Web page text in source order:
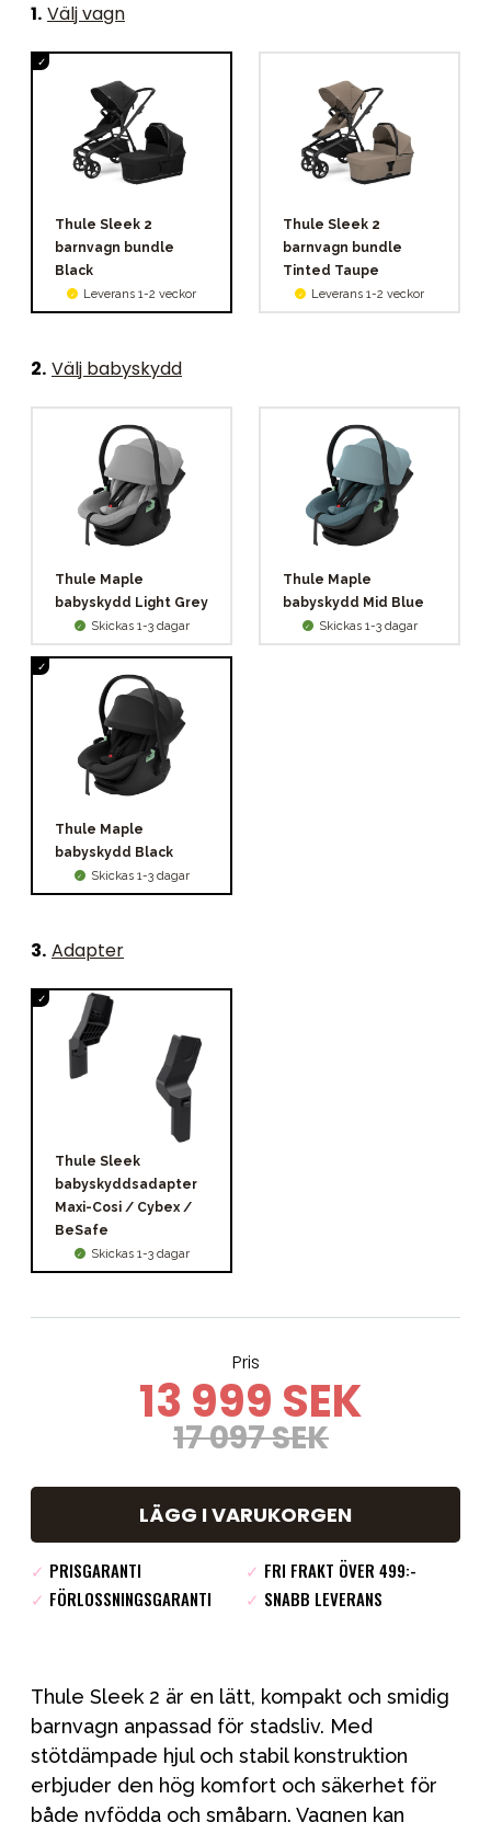
1. Välj vagn
Thule Sleek 2
barnvagn bundle
Black
Leverans 1-2 veckor
Thule Sleek 2
barnvagn bundle
Tinted Taupe
Leverans 1-2 veckor
2. Välj babyskydd
Thule Maple
babyskydd Light Grey
Skickas 1-3 dagar
Thule Maple
babyskydd Mid Blue
Skickas 1-3 dagar
Thule Maple
babyskydd Black
Skickas 1-3 dagar
3. Adapter
Thule Sleek
babyskyddsadapter
Maxi-Cosi / Cybex /
BeSafe
Skickas 1-3 dagar
Pris
13 999 SEK
17 097 SEK
LÄGG I VARUKORGEN
✓ PRISGARANTI ✓ FRI FRAKT ÖVER 499:-
✓ FÖRLOSSNINGSGARANTI ✓ SNABB LEVERANS
Thule Sleek 2 är en lätt, kompakt och smidig
barnvagn anpassad för stadsliv. Med
stötdämpade hjul och stabil konstruktion
erbjuder den hög komfort och säkerhet för
både nyfödda och småbarn. Vagnen kan